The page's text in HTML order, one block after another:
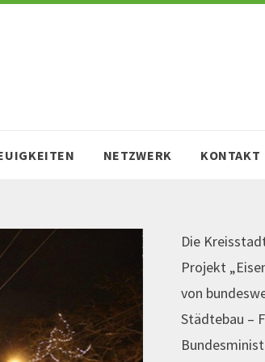
NETZWERK KONTAKT
Die
Projekt
von
Städtebau –